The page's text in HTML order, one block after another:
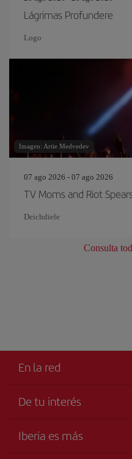
Lágrimas Profundere
Logo
Imagen: Artie Medvedev
07 ago 2026 - 07 ago 2026
TV Moms and Riot
Deichdiele
Consulta
En la red
De tu interés
Accesibilidad
Iberia es más